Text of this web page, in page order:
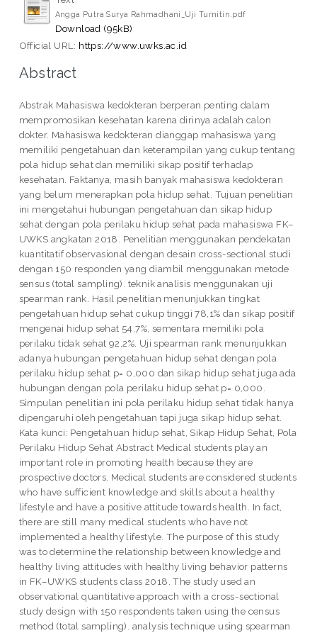
Angga Putra Surya Rahmadhani_Uji Turnitin.pdf
Download (95kB)
Official URL: https://www.uwks.ac.id
Abstract
Abstrak Mahasiswa kedokteran berperan penting dalam
mempromosikan kesehatan karena dirinya adalah calon
dokter. Mahasiswa kedokteran dianggap mahasiswa yang
memiliki pengetahuan dan keterampilan yang cukup tentang
pola hidup sehat dan memiliki sikap positif terhadap
kesehatan. Faktanya, masih banyak mahasiswa kedokteran
yang belum menerapkan pola hidup sehat. Tujuan penelitian
ini mengetahui hubungan pengetahuan dan sikap hidup
sehat dengan pola perilaku hidup sehat pada mahasiswa FK–
UWKS angkatan 2018. Penelitian menggunakan pendekatan
kuantitatif observasional dengan desain cross-sectional studi
dengan 150 responden yang diambil menggunakan metode
sensus (total sampling). teknik analisis menggunakan uji
spearman rank. Hasil penelitian menunjukkan tingkat
pengetahuan hidup sehat cukup tinggi 78,1% dan sikap positif
mengenai hidup sehat 54,7%, sementara memiliki pola
perilaku tidak sehat 92,2%. Uji spearman rank menunjukkan
adanya hubungan pengetahuan hidup sehat dengan pola
perilaku hidup sehat p= 0,000 dan sikap hidup sehat juga ada
hubungan dengan pola perilaku hidup sehat p= 0,000.
Simpulan penelitian ini pola perilaku hidup sehat tidak hanya
dipengaruhi oleh pengetahuan tapi juga sikap hidup sehat.
Kata kunci: Pengetahuan hidup sehat, Sikap Hidup Sehat, Pola
Perilaku Hidup Sehat Abstract Medical students play an
important role in promoting health because they are
prospective doctors. Medical students are considered students
who have sufficient knowledge and skills about a healthy
lifestyle and have a positive attitude towards health. In fact,
there are still many medical students who have not
implemented a healthy lifestyle. The purpose of this study
was to determine the relationship between knowledge and
healthy living attitudes with healthy living behavior patterns
in FK–UWKS students class 2018. The study used an
observational quantitative approach with a cross-sectional
study design with 150 respondents taken using the census
method (total sampling). analysis technique using spearman